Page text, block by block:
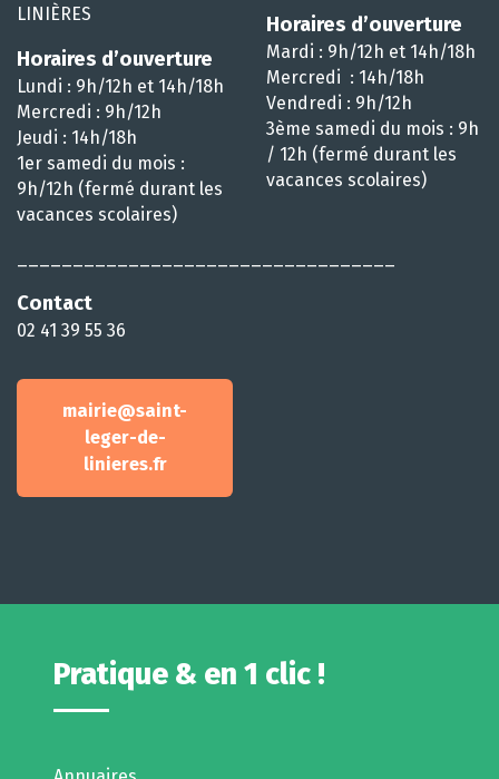
LINIÈRES
Horaires d’ouverture
Lundi : 9h/12h et 14h/18h
Mercredi : 9h/12h
Jeudi : 14h/18h
1er samedi du mois :
9h/12h (fermé durant les
vacances scolaires)
Contact
02 41 39 55 36
mairie@saint-
leger-de-
linieres.fr
Horaires d’ouverture
Mardi : 9h/12h et 14h/18h
Mercredi : 14h/18h
Vendredi : 9h/12h
3ème samedi du mois : 9h
/ 12h (fermé durant les
vacances scolaires)
Pratique & en 1 clic !